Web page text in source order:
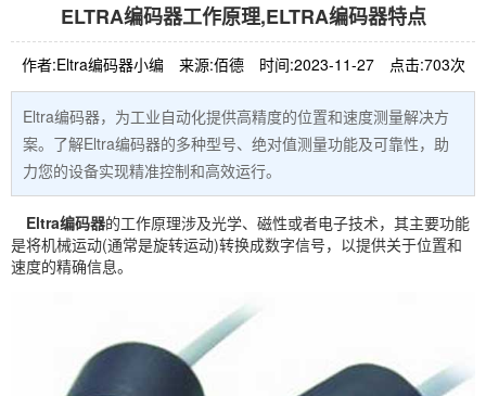
ELTRA编码器工作原理,ELTRA编码器特点
作者:Eltra编码器小编 来源:佰德 时间:2023-11-27 点击:703次
Eltra编码器，为工业自动化提供高精度的位置和速度测量解决方
案。了解Eltra编码器的多种型号、绝对值测量功能及可靠性，助
力您的设备实现精准控制和高效运行。
Eltra编码器的工作原理涉及光学、磁性或者电子技术，其主要功能
是将机械运动(通常是旋转运动)转换成数字信号，以提供关于位置和
速度的精确信息。